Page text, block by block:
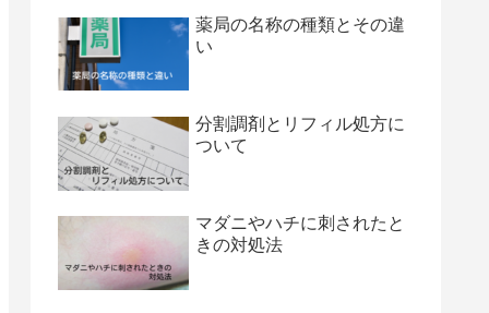
薬局の名称の種類とその違
い
分割調剤とリフィル処方に
ついて
マダニやハチに刺されたと
きの対処法